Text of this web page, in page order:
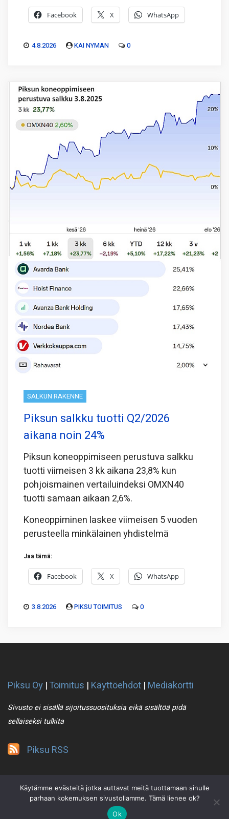
Facebook X WhatsApp
4.8.2026 KAI NYMAN 0
SALKUN RAKENNE
Piksun salkku tuotti Q2/2026
aikana noin 24%
Piksun koneoppimiseen perustuva salkku
tuotti viimeisen 3 kk aikana 23,8% kun
pohjoismainen vertailuindeksi OMXN40
tuotti samaan aikaan 2,6%.
Koneoppiminen laskee viimeisen 5 vuoden
perusteella minkälainen yhdistelmä
Jaa tämä:
Facebook X WhatsApp
3.8.2026 PIKSU TOIMITUS 0
Piksu Oy |Toimitus | Käyttöehdot | Mediakortti
Sivusto ei sisällä sijoitussuosituksia eikä sisältöä pidä
sellaiseksi tulkita
Piksu RSS
Käytämme evästeitä jotka auttavat meitä tuottamaan sinulle
parhaan kokemuksen sivustollamme. Tämä lienee ok?
Ok